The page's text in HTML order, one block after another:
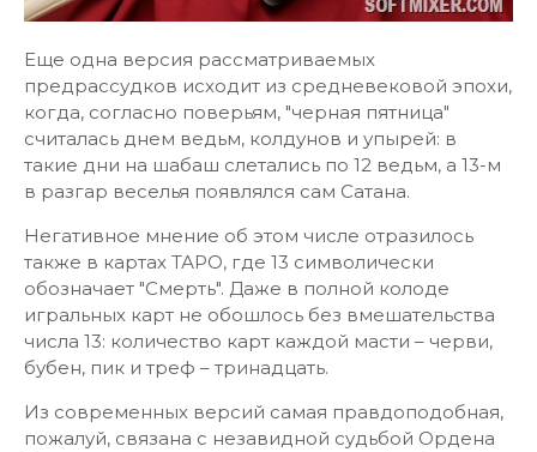
Еще одна версия рассматриваемых
предрассудков исходит из средневековой эпохи,
когда, согласно поверьям, "черная пятница"
считалась днем ведьм, колдунов и упырей: в
такие дни на шабаш слетались по 12 ведьм, а 13-м
в разгар веселья появлялся сам Сатана.
Негативное мнение об этом числе отразилось
также в картах ТАРО, где 13 символически
обозначает "Смерть". Даже в полной колоде
игральных карт не обошлось без вмешательства
числа 13: количество карт каждой масти – черви,
бубен, пик и треф – тринадцать.
Из современных версий самая правдоподобная,
пожалуй, связана с незавидной судьбой Ордена